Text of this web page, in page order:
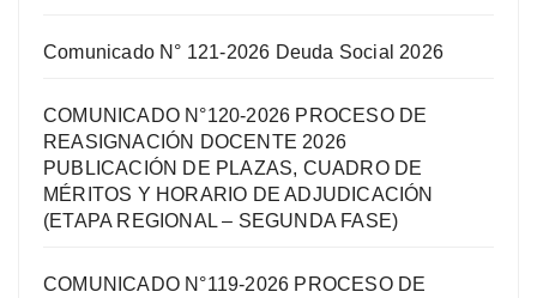
Comunicado N° 121-2026 Deuda Social 2026
COMUNICADO N°120-2026 PROCESO DE
REASIGNACIÓN DOCENTE 2026
PUBLICACIÓN DE PLAZAS, CUADRO DE
MÉRITOS Y HORARIO DE ADJUDICACIÓN
(ETAPA REGIONAL – SEGUNDA FASE)
COMUNICADO N°119-2026 PROCESO DE